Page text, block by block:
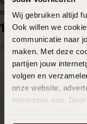
Wij gebruiken altijd
Ook willen we
communicatie naar
maken. Met deze
partijen jouw
volgen en
onze website,
interesses aan. Door
Stainless steel
armband koord 3mm
1499